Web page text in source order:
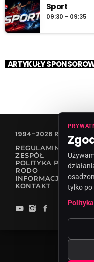
Sport
09:30 - 09:35
ARTYKUŁY
1994-2026 RADIO
REGULAMIN
ZESPÓŁ
POLITYKA
RODO
INFORMACJA O
KONTAKT
tylko po